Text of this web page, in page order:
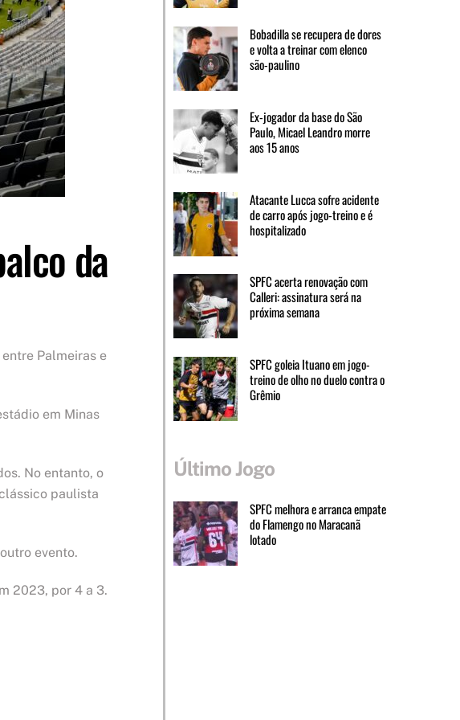
da
Palmeiras e
em Minas
No entanto, o
paulista
evento.
2023, por 4 a 3.
Bobadilla se recupera de dores
e volta a treinar com elenco
são-paulino
Ex-jogador da base do São
Paulo, Micael Leandro morre
aos 15 anos
Atacante Lucca sofre acidente
de carro após jogo-treino e é
hospitalizado
SPFC acerta renovação com
Calleri: assinatura será na
próxima semana
SPFC goleia Ituano em jogo-
treino de olho no duelo contra o
Grêmio
Último Jogo
SPFC melhora e arranca empate
do Flamengo no Maracanã
lotado